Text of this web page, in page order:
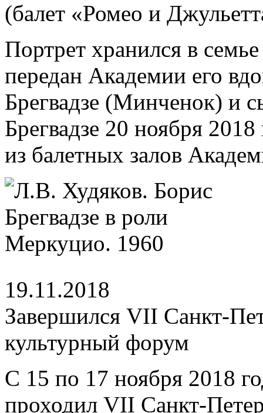
(балет «Ромео и
Портрет хранился в
передан Академии его
Брегвадзе (Минченок) и
Брегвадзе 20 ноября
из балетных залов
19.11.2018
Завершился VII Санкт-
культурный форум
С 15 по 17 ноября 2018
проходил VII Санкт-